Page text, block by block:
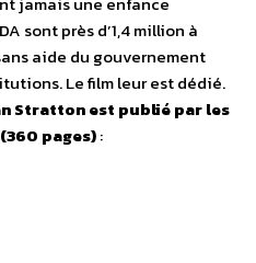
sont près d’1,4 million à
aide du gouvernement
Le film leur est dédié.
Stratton est publié par les
pages):